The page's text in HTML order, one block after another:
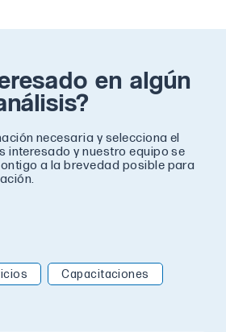
en algún
necesaria y selecciona el
interesado y nuestro equipo se
a la brevedad posible para
Capacitaciones